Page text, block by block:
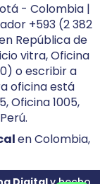
- Colombia |
+593 (2 382
República de
vitra, Oficina
o escribir a
oficina está
Oficina 1005,
en Colombia,